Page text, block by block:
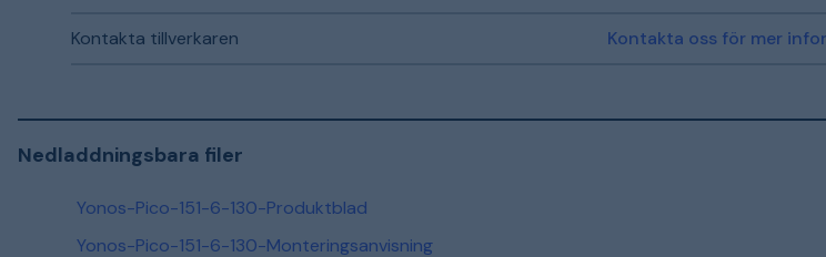
Kontakta tillverkaren Kontakta oss för mer
Nedladdningsbara filer
Yonos-Pico-151-6-130-Produktblad
Yonos-Pico-151-6-130-Monteringsanvisning